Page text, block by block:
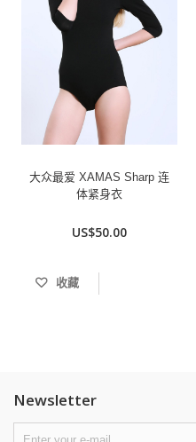
大众最爱 XAMAS Sharp 连
体紧身衣
US$50.00
收藏
Newsletter